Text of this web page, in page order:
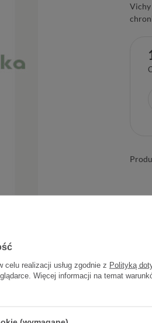
Vichy
od 2006 r.
realizacji usług zgodnie z Polityką
Więcej informacji na temat